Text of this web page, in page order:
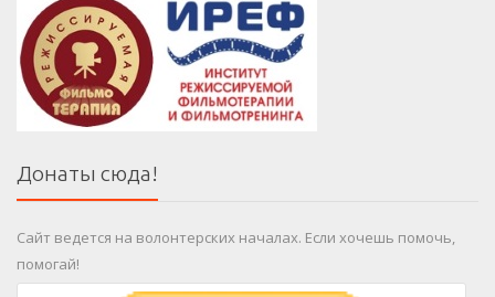
Донаты сюда!
Сайт ведется на волонтерских началах. Если хочешь помочь,
помогай!